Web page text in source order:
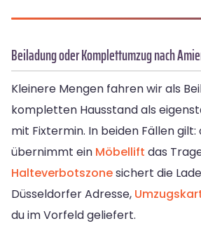
Beiladung oder Komplettumzug nach
Kleinere Mengen fahren wir als
kompletten Hausstand als
mit Fixtermin. In beiden Fällen
übernimmt ein Möbellift das
Halteverbotszonesichert die
Düsseldorfer Adresse,
du im Vorfeld geliefert.